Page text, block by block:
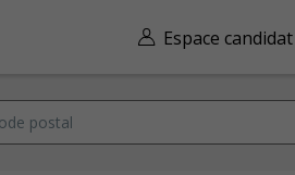
Espace candidat